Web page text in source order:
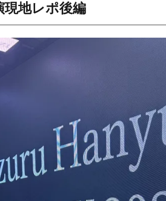
現地レポ後編